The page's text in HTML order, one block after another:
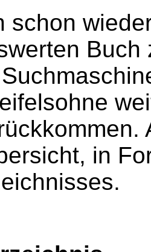
schon
in